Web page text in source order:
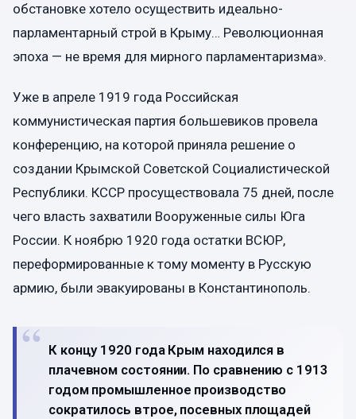
обстановке хотело осуществить идеально-
парламентарный строй в Крыму… Революционная
эпоха — не время для мирного парламентаризма».
Уже в апреле 1919 года Российская
коммунистическая партия большевиков провела
конференцию, на которой приняла решение о
создании Крымской Советской Социалистической
Республики. КССР просуществовала 75 дней, после
чего власть захватили Вооруженные силы Юга
России. К ноябрю 1920 года остатки ВСЮР,
переформированные к тому моменту в Русскую
армию, были эвакуированы в Константинополь.
К концу 1920 года Крым находился в
плачевном состоянии. По сравнению с 1913
годом промышленное производство
сократилось втрое, посевных площадей